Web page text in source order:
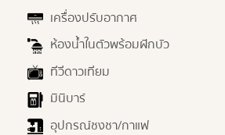
เครื่องปรับอากาศ
ห้องน้ำในตัวพร้อมฝักบัว
ทีวีดาวเทียม
มินิบาร์
อุปกรณ์ชงชา/กาแฟ